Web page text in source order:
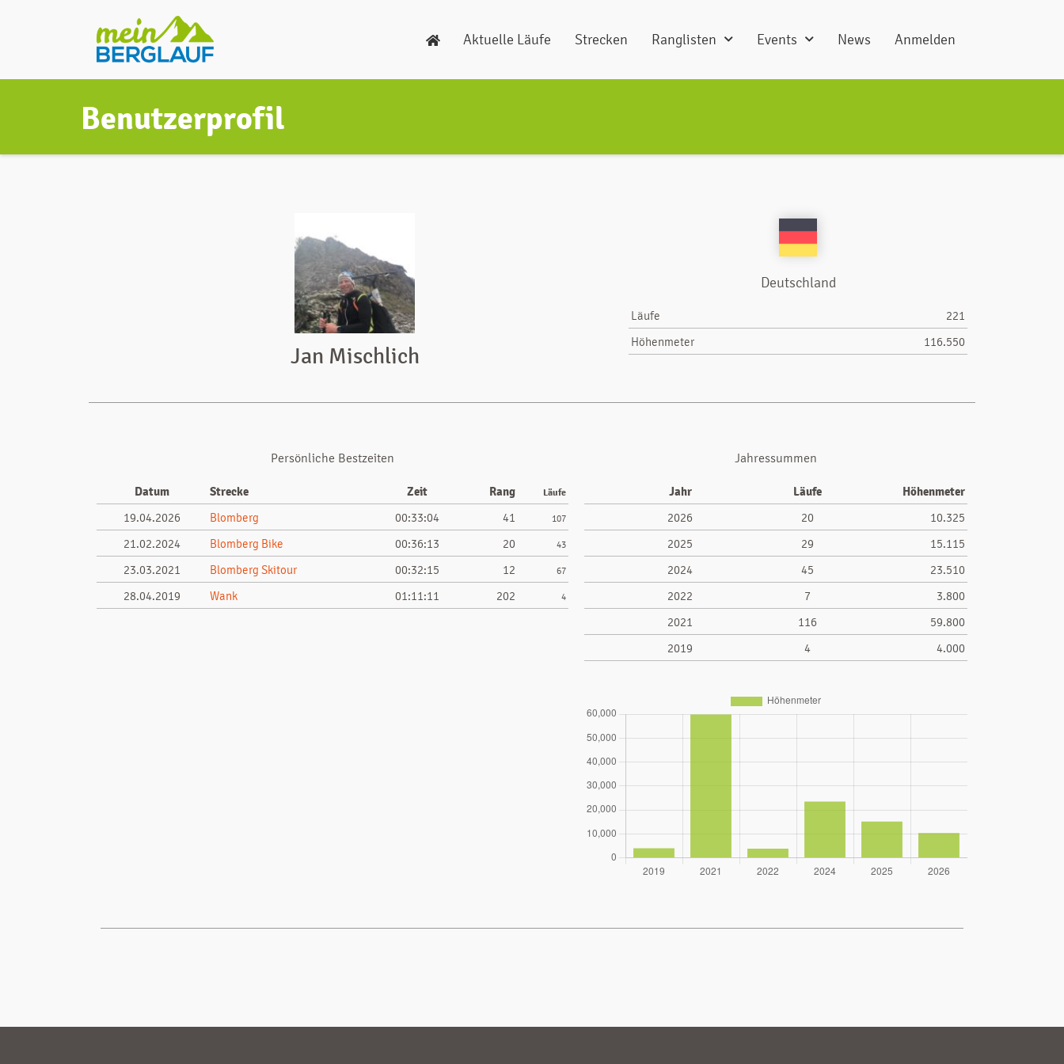
Aktuelle Läufe Strecken Ranglisten Events News Anmelden
Benutzerprofil
Jan Mischlich
Deutschland
Läufe
221
Höhenmeter
116.550
Persönliche Bestzeiten
Datum Strecke Zeit Rang Läufe
19.04.2026 Blomberg 00:33:04 41 107
21.02.2024 Blomberg Bike 00:36:13 20 43
23.03.2021 Blomberg Skitour 00:32:15 12 67
28.04.2019 Wank 01:11:11 202 4
Jahressummen
Jahr Läufe Höhenmeter
2026 20
10.325
2025
29
15.115
2024
45
23.510
2022
7
3.800
2021
116
59.800
2019
4 4.000